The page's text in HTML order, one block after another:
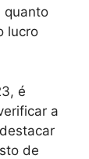
quanto
lucro
é
a
de